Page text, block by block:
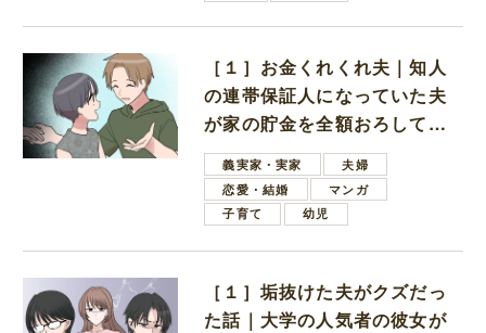
［１］お金くれくれ夫｜知人
の連帯保証人になっていた夫
が家の貯金を全額おろしてほ
しいと言ってきた
義実家・実家
夫婦
恋愛・結婚
マンガ
子育て
幼児
［１］垢抜けた夫がクズだっ
た話｜大学の人気者の彼女が